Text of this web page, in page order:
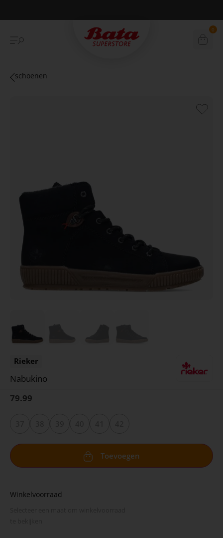
Betaal achteraf met Klarna 0
schoenen
Rieker
Nabukino
79.99
Toevoegen
Winkelvoorraad